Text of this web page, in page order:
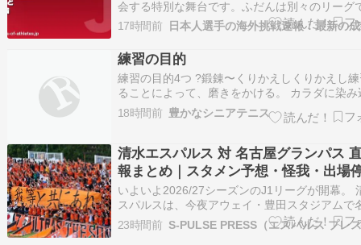
会する特別な舞台です。ふだんは別々のリーグ
ーする選手たちが同じユニフォームで戦う姿は
戦ならではの魅力。この記事では、サッカー日
戦の見どころと観戦の準備を、もっと楽しむ視
とめました。 ???? 目次 代表戦の見…
17時間前
練習の目的
練習の目的4つ ?鍛錬〜くりかえしくりかえし
ることによって、磨きをかける。 カラダに染み
る ?習得〜新しい技を身につける。 ?修正〜身
てしまった、悪い癖を直す。 ?調整〜大会前、
にやっているのかを認識する…
18時間前 豊かなシニアテニス
清水エスパルス 対 名古屋グランパス
報まとめ｜スタメン予想・怪我・出場
報 J1 2026/27 第1節
いよいよ2026/27シーズンのJ1リーグが開幕。
スパルスは、今夜アウェイ・豊田スタジアムで
グランパスと対戦します。 吉田監督が積み上げ
た”インテンシティの高いサッカー”は、どこま
23時間前 S-PULSE PRESS（エスパルス プレ